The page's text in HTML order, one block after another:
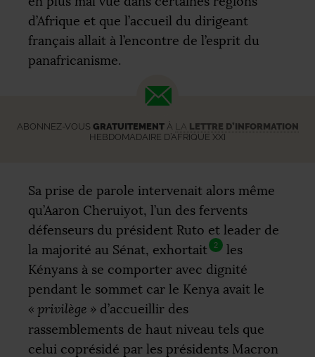
d’Afrique et que l’accueil du dirigeant
français allait à l’encontre de l’esprit du
panafricanisme.
ABONNEZ-VOUS GRATUITEMENTÀ LA LETTRE D’INFORMATION
HEBDOMADAIRE D’AFRIQUE XXI
Sa prise de parole intervenait alors même
qu’Aaron Cheruiyot, l’un des fervents
défenseurs du président Ruto et leader de
la majorité au Sénat, exhortait
2
les
Kényans à se comporter avec dignité
pendant le sommet car le Kenya avait le
« privilège » d’accueillir des
rassemblements de haut niveau tels que
celui coprésidé par les présidents Macron